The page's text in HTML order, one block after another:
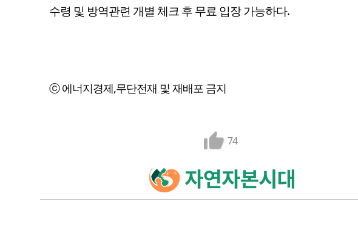
수령 및 방역관련 개별 체크 후 무료 입장 가능하다.
ⓒ 에너지경제,무단전재 및 재배포 금지
74